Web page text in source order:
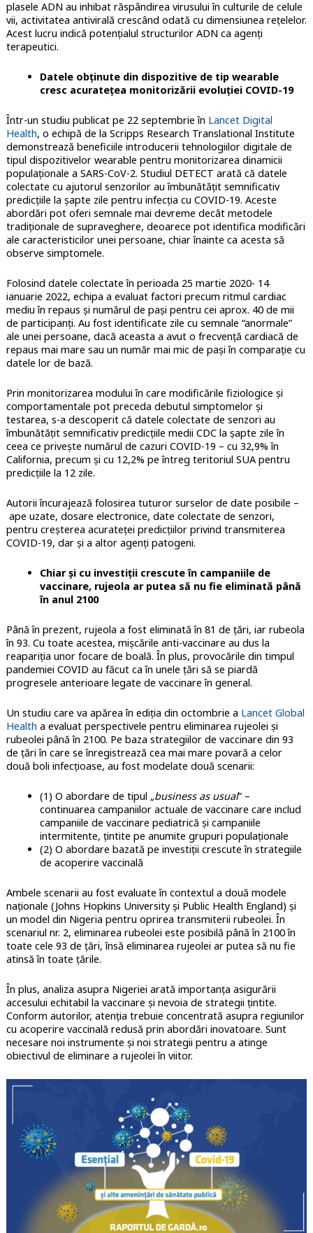
plasele ADN au inhibat răspândirea virusului în culturile de celule
vii, activitatea antivirală crescând odată cu dimensiunea rețelelor.
Acest lucru indică potențialul structurilor ADN ca agenți
terapeutici.
Datele obținute din dispozitive de tip wearable
cresc acuratețea monitorizării evoluției COVID-19
Într-un studiu publicat pe 22 septembrie în Lancet Digital
Health, o echipă de la Scripps Research Translational Institute
demonstrează beneficiile introducerii tehnologiilor digitale de
tipul dispozitivelor wearable pentru monitorizarea dinamicii
populaționale a SARS-CoV-2. Studiul DETECT arată că datele
colectate cu ajutorul senzorilor au îmbunătățit semnificativ
predicțiile la șapte zile pentru infecția cu COVID-19. Aceste
abordări pot oferi semnale mai devreme decât metodele
tradiționale de supraveghere, deoarece pot identifica modificări
ale caracteristicilor unei persoane, chiar înainte ca acesta să
observe simptomele.
Folosind datele colectate în perioada 25 martie 2020- 14
ianuarie 2022, echipa a evaluat factori precum ritmul cardiac
mediu în repaus și numărul de pași pentru cei aprox. 40 de mii
de participanți. Au fost identificate zile cu semnale “anormale”
ale unei persoane, dacă aceasta a avut o frecvență cardiacă de
repaus mai mare sau un număr mai mic de pași în comparație cu
datele lor de bază.
Prin monitorizarea modului în care modificările fiziologice și
comportamentale pot preceda debutul simptomelor și
testarea, s-a descoperit că datele colectate de senzori au
îmbunătățit semnificativ predicțiile medii CDC la șapte zile în
ceea ce privește numărul de cazuri COVID-19 – cu 32,9% în
California, precum și cu 12,2% pe întreg teritoriul SUA pentru
predicțiile la 12 zile.
Autorii încurajează folosirea tuturor surselor de date posibile –
ape uzate, dosare electronice, date colectate de senzori,
pentru creșterea acurateței predicțiilor privind transmiterea
COVID-19, dar și a altor agenți patogeni.
Chiar și cu investiții crescute în campaniile de
vaccinare, rujeola ar putea să nu fie eliminată până
în anul 2100
Până în prezent, rujeola a fost eliminată în 81 de țări, iar rubeola
în 93. Cu toate acestea, mișcările anti-vaccinare au dus la
reapariția unor focare de boală. În plus, provocările din timpul
pandemiei COVID au făcut ca în unele țări să se piardă
progresele anterioare legate de vaccinare în general.
Un studiu care va apărea în ediția din octombrie a Lancet Global
Health a evaluat perspectivele pentru eliminarea rujeolei și
rubeolei până în 2100. Pe baza strategiilor de vaccinare din 93
de țări în care se înregistrează cea mai mare povară a celor
două boli infecțioase, au fost modelate două scenarii:
(1) O abordare de tipul „business as usual” –
continuarea campaniilor actuale de vaccinare care includ
campaniile de vaccinare pediatrică și campaniile
intermitente, țintite pe anumite grupuri populaționale
(2) O abordare bazată pe investiții crescute în strategiile
de acoperire vaccinală
Ambele scenarii au fost evaluate în contextul a două modele
naționale (Johns Hopkins University și Public Health England) și
un model din Nigeria pentru oprirea transmiterii rubeolei. În
scenariul nr. 2, eliminarea rubeolei este posibilă până în 2100 în
toate cele 93 de țări, însă eliminarea rujeolei ar putea să nu fie
atinsă în toate țările.
În plus, analiza asupra Nigeriei arată importanța asigurării
accesului echitabil la vaccinare și nevoia de strategii țintite.
Conform autorilor, atenția trebuie concentrată asupra regiunilor
cu acoperire vaccinală redusă prin abordări inovatoare. Sunt
necesare noi instrumente și noi strategii pentru a atinge
obiectivul de eliminare a rujeolei în viitor.